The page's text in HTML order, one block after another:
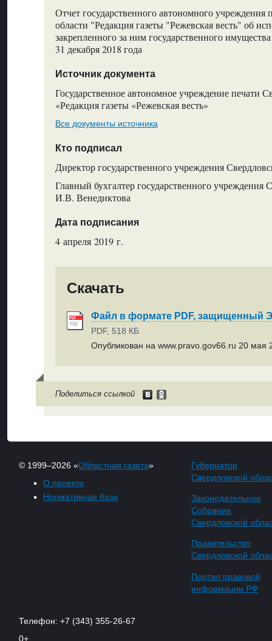
Отчет государственного автономного учреждения
области "Редакция газеты "Режевская весть" об
закрепленного за ним государственного
31 декабря 2018 года
Источник документа
Государственное автономное учреждение печати
«Редакция газеты «Режевская весть»
Все документы источника
Кто подписал
Директор государственного учреждения
Главный бухгалтер государственного учреждения
И.В. Венедиктова
Дата подписания
4 апреля 2019 г.
Скачать
Файл в формате PDF, защищенный
PDF, 518 КБ
Опубликован на www.pravo.gov66.ru 20 мая
Поделиться ссылкой
© 1999–2026 «Областная газета»
О проекте
Нормативная база
Губернатор
Свердловской
Законодательное
Собрание
Свердловской
Правительство
Свердловской
Портал правовой
информации РФ
Телефон: +7 (343) 355-26-67
0+